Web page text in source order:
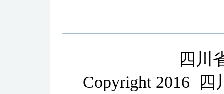
四川
Copyright 2016 四